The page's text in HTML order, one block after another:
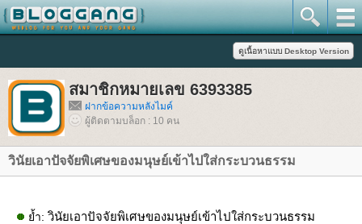
สมาชิกหมายเลข 6393385
ฝากข้อความหลังไมค์
ผู้ติดตามบล็อก : 10 คน
วินัยเอาปัจจัยพิเศษของมนุษย์เข้าไปใส่กระบวนธรรม
้ำ: วินัยเอาปัจจัยพิเศษของมนุษย์เข้าไปใส่กระบวนธรรม